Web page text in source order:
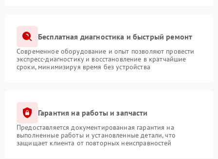
Бесплатная диагностика и быстрый ремонт
Современное оборудование и опыт позволяют провести
экспресс-диагностику и восстановление в кратчайшие
сроки, минимизируя время без устройства
Гарантия на работы и запчасти
Предоставляется документированная гарантия на
выполненные работы и установленные детали, что
защищает клиента от повторных неисправностей